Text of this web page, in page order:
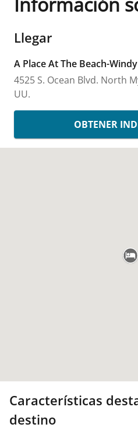
Llegar
A Place At The Beach-
4525 S. Ocean Blvd. North
UU.
OBTENER
Características
destino